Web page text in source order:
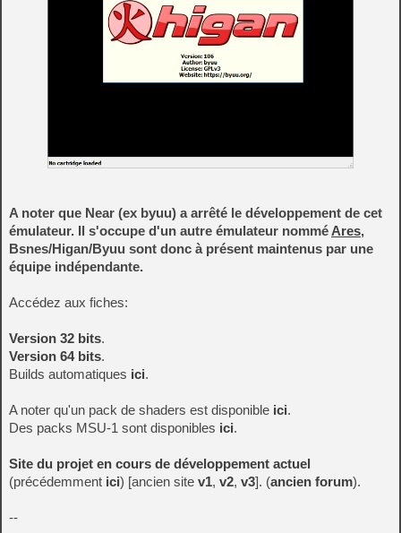
A noter que Near (ex byuu) a arrêté le développement de cet
émulateur. Il s'occupe d'un autre émulateur nommé Ares,
Bsnes/Higan/Byuu sont donc à présent maintenus par une
équipe indépendante.
Accédez aux fiches:
Version 32 bits.
Version 64 bits.
Builds automatiques ici.
A noter qu'un pack de shaders est disponible ici.
Des packs MSU-1 sont disponibles ici.
Site du projet en cours de développement actuel
(précédemment ici) [ancien site v1, v2, v3]. (ancien forum).
--